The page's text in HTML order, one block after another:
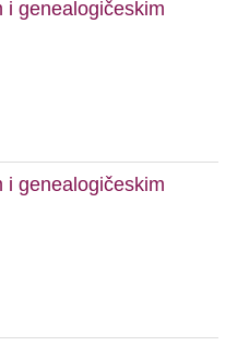
i genealogičeskim
i genealogičeskim